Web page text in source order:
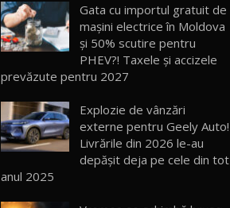
Gata cu importul gratuit de
mașini electrice în Moldova
și 50% scutire pentru
PHEV?! Taxele și accizele
prevăzute pentru 2027
Explozie de vânzări
externe pentru Geely Auto!
Livrările din 2026 le-au
depășit deja pe cele din tot
anul 2025